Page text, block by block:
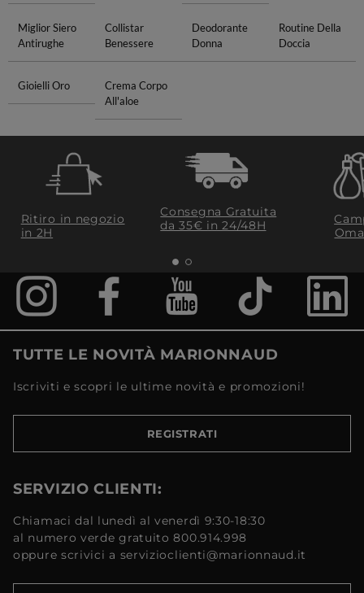
Miglior Siero
Antirughe
Collistar
Benessere
Deodorante
Donna
Routine Della
Doccia
Gioielli Oro
Crema Corpo
All'aloe
Ritiro in negozio
in 2H
Consegna Gratuita
da 35€​ in 24/48H
TUTTE LE NOVITÀ MARIONNAUD
Iscriviti e scopri le ultime novità e promozioni!
REGISTRATI
SERVIZIO CLIENTI:
Chiamaci dal lunedì al venerdì 9:30-18:30
al numero verde gratuito 800.914.998
oppure scrivici a servizioclienti@marionnaud.it